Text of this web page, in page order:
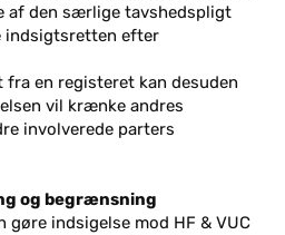
af den særlige tavshedspligt
indsigtsretten efter
en registeret kan desuden
vil krænke andres
involverede parters
og begrænsning
gøre indsigelse mod HF & VUC